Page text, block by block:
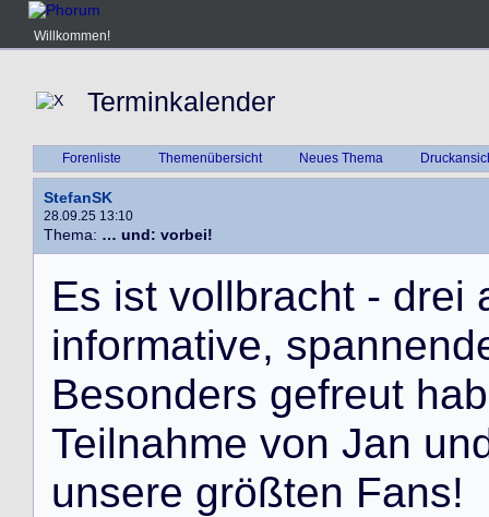
Willkommen!
Terminkalender
Forenliste Themenübersicht Neues Thema
StefanSK
28.09.25 13:10
Thema: … und: vorbei!
Es ist vollbracht - drei
informative, spannend
Besonders gefreut hab
Teilnahme von Jan un
unsere größten Fans!